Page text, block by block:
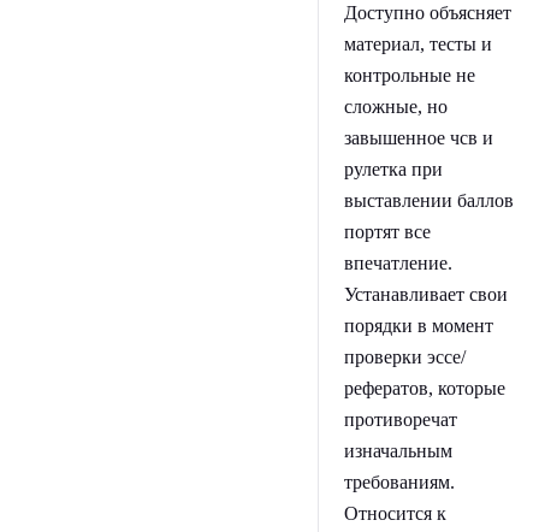
Доступно объясняет
материал, тесты и
контрольные не
сложные, но
завышенное чсв и
рулетка при
выставлении баллов
портят все
впечатление.
Устанавливает свои
порядки в момент
проверки эссе/
рефератов, которые
противоречат
изначальным
требованиям.
Относится к